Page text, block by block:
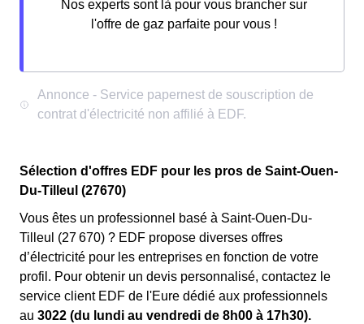
Nos experts sont là pour vous brancher sur
l'offre de gaz parfaite pour vous !
Sélection d'offres EDF pour les pros de Saint-Ouen-
Du-Tilleul (27670)
Vous êtes un professionnel basé à Saint-Ouen-Du-
Tilleul (27 670) ? EDF propose diverses offres
d’électricité pour les entreprises en fonction de votre
profil. Pour obtenir un devis personnalisé, contactez le
service client EDF de l'Eure dédié aux professionnels
au 3022 (du lundi au vendredi de 8h00 à 17h30).